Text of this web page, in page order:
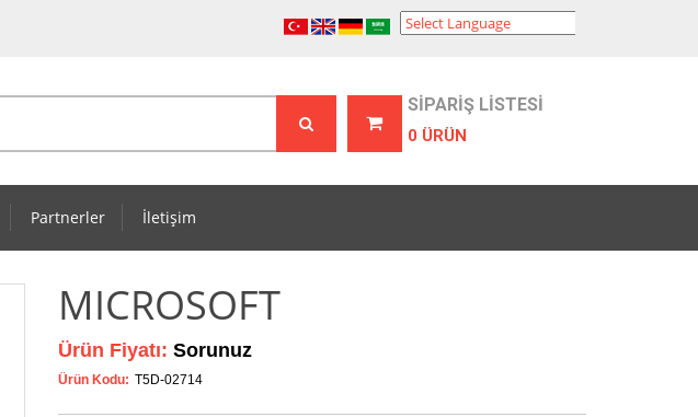
SİPARİŞ LİSTESİ
0 ÜRÜN
Partnerler İletişim
MICROSOFT
Ürün Fiyatı: Sorunuz
Ürün Kodu: T5D-02714